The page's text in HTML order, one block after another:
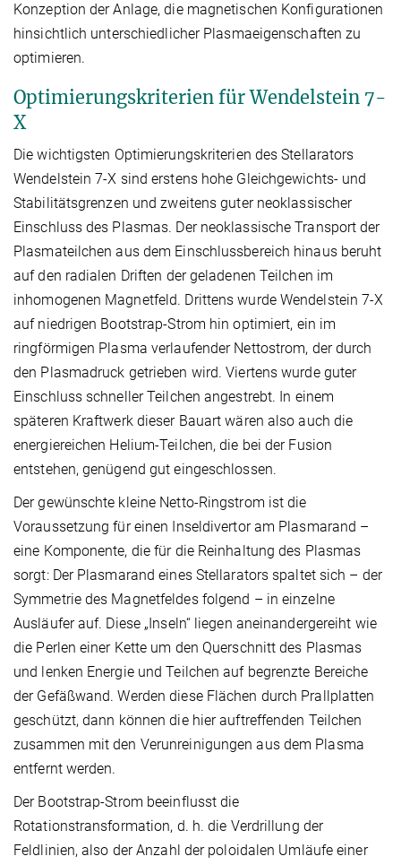
Konzeption der Anlage, die magnetischen Konfigurationen
hinsichtlich unterschiedlicher Plasmaeigenschaften zu
optimieren.
Optimierungskriterien für Wendelstein 7-
X
Die wichtigsten Optimierungskriterien des Stellarators
Wendelstein 7-X sind erstens hohe Gleichgewichts- und
Stabilitätsgrenzen und zweitens guter neoklassischer
Einschluss des Plasmas. Der neoklassische Transport der
Plasmateilchen aus dem Einschlussbereich hinaus beruht
auf den radialen Driften der geladenen Teilchen im
inhomogenen Magnetfeld. Drittens wurde Wendelstein 7-X
auf niedrigen Bootstrap-Strom hin optimiert, ein im
ringförmigen Plasma verlaufender Nettostrom, der durch
den Plasmadruck getrieben wird. Viertens wurde guter
Einschluss schneller Teilchen angestrebt. In einem
späteren Kraftwerk dieser Bauart wären also auch die
energiereichen Helium-Teilchen, die bei der Fusion
entstehen, genügend gut eingeschlossen.
Der gewünschte kleine Netto-Ringstrom ist die
Voraussetzung für einen Inseldivertor am Plasmarand –
eine Komponente, die für die Reinhaltung des Plasmas
sorgt: Der Plasmarand eines Stellarators spaltet sich – der
Symmetrie des Magnetfeldes folgend – in einzelne
Ausläufer auf. Diese „Inseln“ liegen aneinandergereiht wie
die Perlen einer Kette um den Querschnitt des Plasmas
und lenken Energie und Teilchen auf begrenzte Bereiche
der Gefäßwand. Werden diese Flächen durch Prallplatten
geschützt, dann können die hier auftreffenden Teilchen
zusammen mit den Verunreinigungen aus dem Plasma
entfernt werden.
Der Bootstrap-Strom beeinflusst die
Rotationstransformation, d. h. die Verdrillung der
Feldlinien, also der Anzahl der poloidalen Umläufe einer